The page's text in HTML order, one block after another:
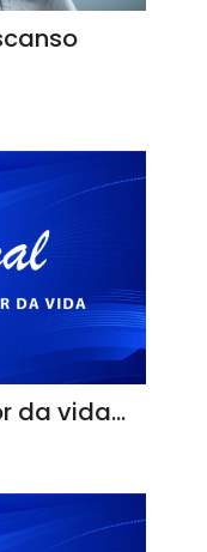
da vida…